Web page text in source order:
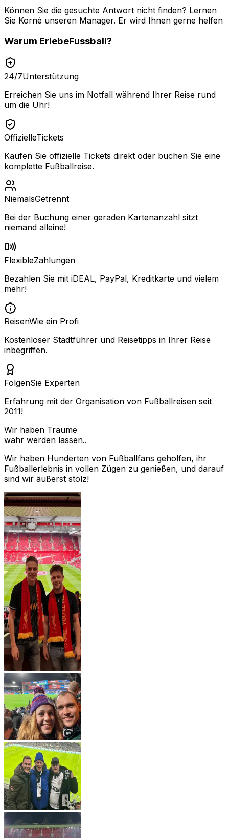
Können Sie die gesuchte Antwort nicht finden? Lernen
Sie Korné unseren Manager. Er wird Ihnen gerne helfen
Warum ErlebeFussball?
24/7Unterstützung
Erreichen Sie uns im Notfall während Ihrer Reise rund
um die Uhr!
OffizielleTickets
Kaufen Sie offizielle Tickets direkt oder buchen Sie eine
komplette Fußballreise.
NiemalsGetrennt
Bei der Buchung einer geraden Kartenanzahl sitzt
niemand alleine!
FlexibleZahlungen
Bezahlen Sie mit iDEAL, PayPal, Kreditkarte und vielem
mehr!
ReisenWie ein Profi
Kostenloser Stadtführer und Reisetipps in Ihrer Reise
inbegriffen.
FolgenSie Experten
Erfahrung mit der Organisation von Fußballreisen seit
2011!
Wir haben Träume
wahr werden lassen..
Wir haben Hunderten von Fußballfans geholfen, ihr
Fußballerlebnis in vollen Zügen zu genießen, und darauf
sind wir äußerst stolz!